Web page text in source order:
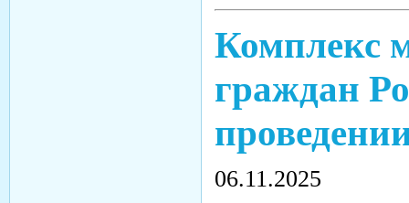
Комплекс
граждан
06.11.2025